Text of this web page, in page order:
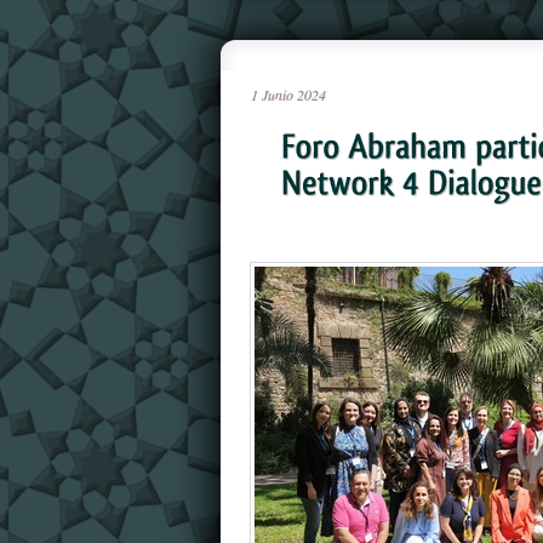
1 Junio 2024